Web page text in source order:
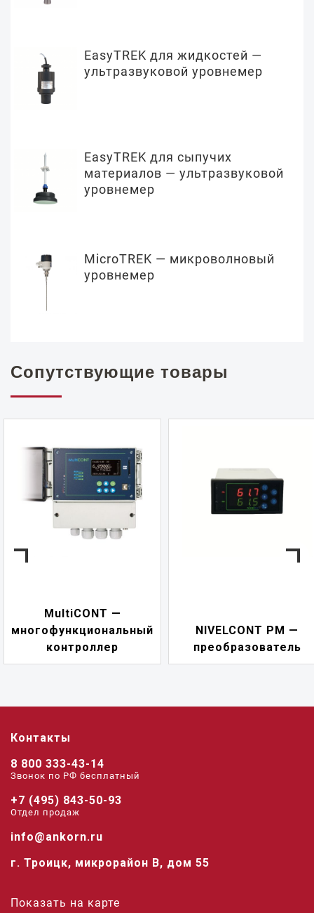
EasyTREK для жидкостей —
ультразвуковой уровнемер
EasyTREK для сыпучих
материалов — ультразвуковой
уровнемер
MicroTREK — микроволновый
уровнемер
Сопутствующие товары
NIVELCONT PM —
преобразователь
Контакты
8 800 333-43-14
Звонок по РФ беcплатный
+7 (495) 843-50-93
Отдел продаж
info@ankorn.ru
г. Троицк, микрорайон В, дом 55
Показать на карте